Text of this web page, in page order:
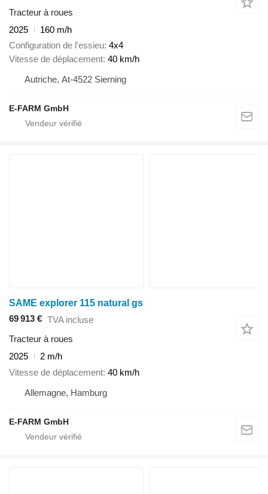
Tracteur à roues
2025
160 m/h
Configuration de l'essieu 4x4
Vitesse de déplacement 40 km/h
Autriche, At-4522 Sierning
E-FARM GmbH
SAME explorer 115 natural gs
69 913 € TVA incluse
Tracteur à roues
2025
2 m/h
Vitesse de déplacement 40 km/h
Allemagne, Hamburg
E-FARM GmbH